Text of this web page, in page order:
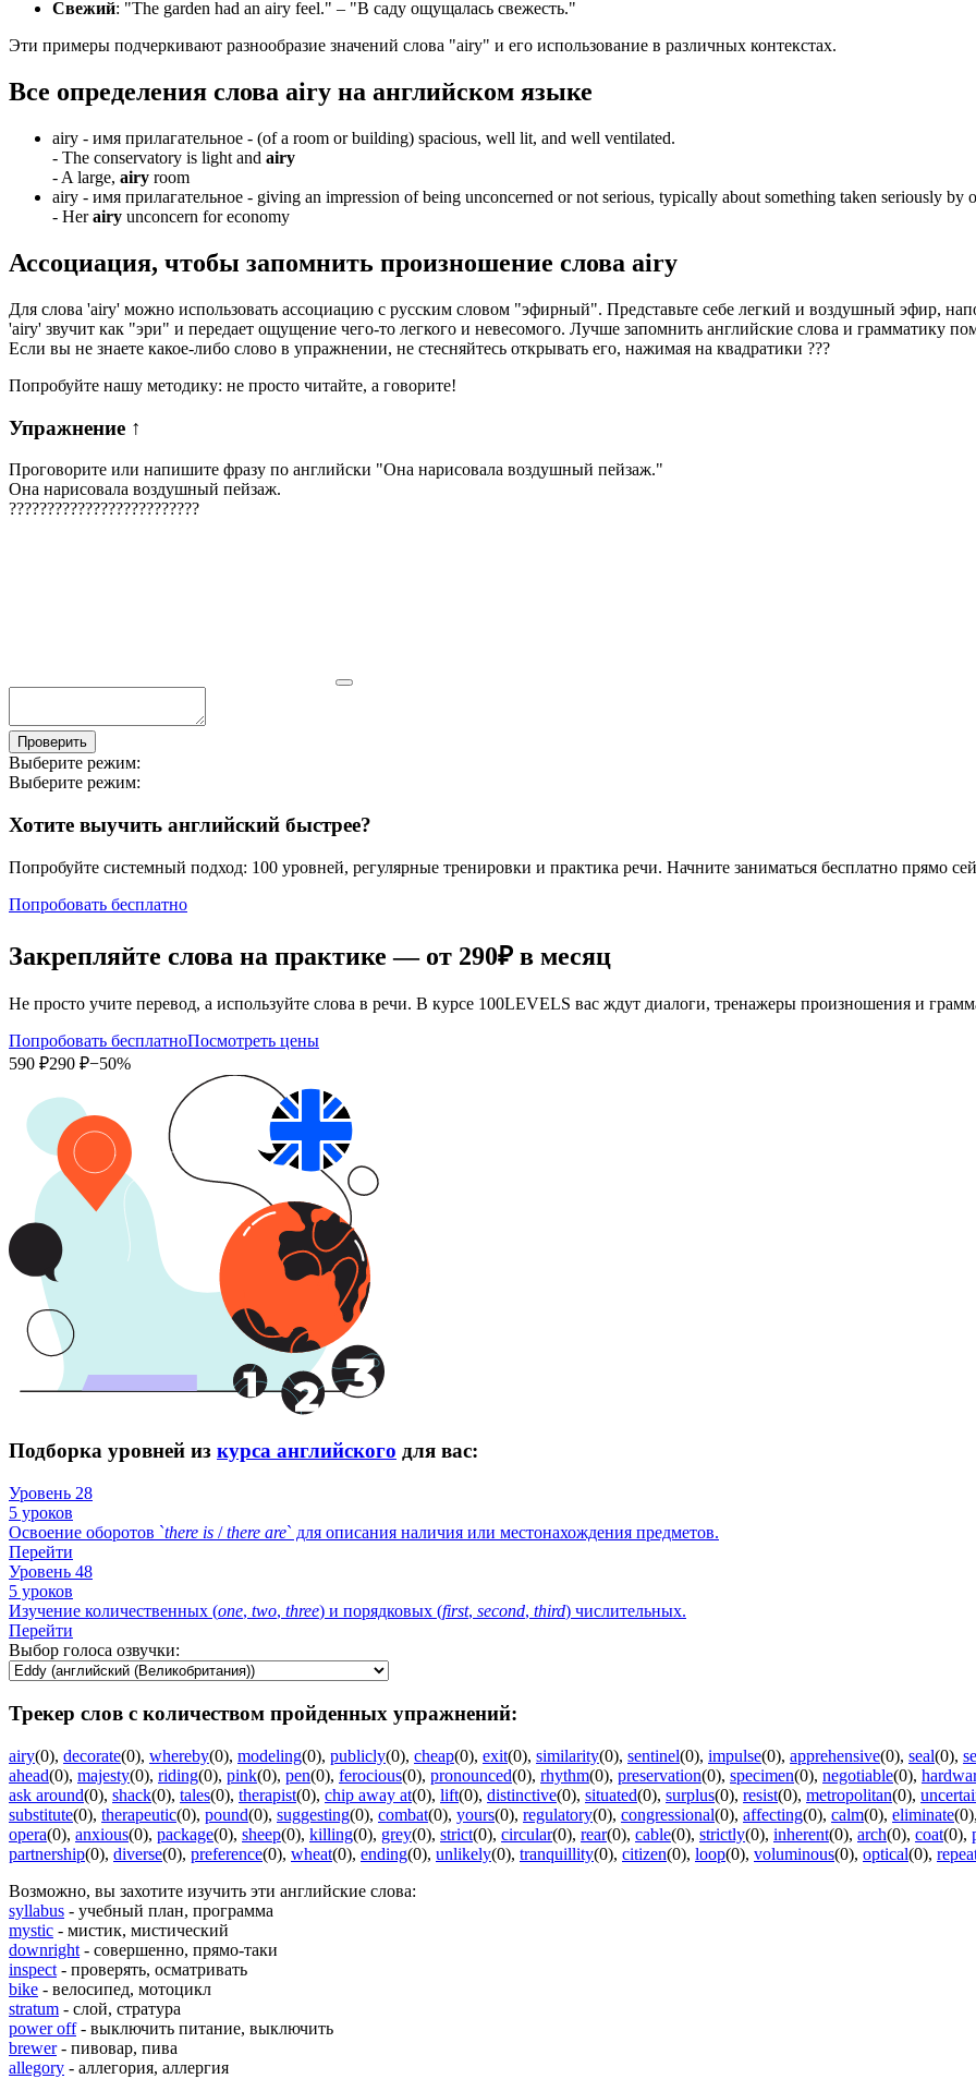
Свежий: "The garden had an airy feel." – "В саду ощущалась свежесть."
Эти примеры подчеркивают разнообразие значений слова "airy" и его использование в различных контекстах.
Все определения слова airy на английском языке
airy - имя прилагательное - (of a room or building) spacious, well lit, and well ventilated.
- The conservatory is light and airy
- A large, airy room
airy - имя прилагательное - giving an impression of being unconcerned or not serious, typically about something taken seriously by
- Herairy unconcern for economy
Ассоциация, чтобы запомнить произношение слова airy
Для слова 'airy' можно использовать ассоциацию с русским словом "эфирный". Представьте себе легкий и воздушный эфир,
'airy' звучит как "эри" и передает ощущение чего-то легкого и невесомого. Лучше запомнить английские слова и грамматику
Если вы не знаете какое-либо слово в упражнении, не стесняйтесь открывать его, нажимая на квадратики ???
Попробуйте нашу методику: не просто читайте, а говорите!
Упражнение ↑
Проговорите или напишите фразу по английски "Она нарисовала воздушный пейзаж."
Она нарисовала воздушный пейзаж.
?????????????????????????
Проверить
Выберите режим:
Выберите режим:
Хотите выучить английский быстрее?
Попробуйте системный подход: 100 уровней, регулярные тренировки и практика речи. Начните заниматься бесплатно прямо
Попробовать бесплатно
Закрепляйте слова на практике — от 290₽ в месяц
Не просто учите перевод, а используйте слова в речи. В курсе 100LEVELS вас ждут диалоги, тренажеры произношения и
Попробовать бесплатноПосмотреть цены
590 ₽290 ₽−50%
Подборка уровней из курса английского для вас:
Уровень 28
5 уроков
Освоение оборотов `there is /there are` для описания наличия или местонахождения предметов.
Перейти
Уровень 48
5 уроков
Изучение количественных (one, two, three) и порядковых (first, second, third) числительных.
Перейти
Выбор голоса озвучки:
Трекер слов с количеством пройденных упражнений:
airy(0), decorate(0), whereby(0), modeling(0), publicly(0), cheap(0), exit(0), similarity(0), sentinel(0), impulse(0), apprehensive(0), seal(0),
ahead(0), majesty(0), riding(0), pink(0), pen(0), ferocious(0), pronounced(0), rhythm(0), preservation(0), specimen(0), negotiable(0),
ask around(0), shack(0), tales(0), therapist(0), chip away at(0), lift(0), distinctive(0), situated(0), surplus(0), resist(0), metropolitan(0),
substitute(0), therapeutic(0), pound(0), suggesting(0), combat(0), yours(0), regulatory(0), congressional(0), affecting(0), calm(0), eliminate(0),
opera(0), anxious(0), package(0), sheep(0), killing(0), grey(0), strict(0), circular(0), rear(0), cable(0), strictly(0), inherent(0), arch(0), coat(0),
partnership(0), diverse(0), preference(0), wheat(0), ending(0), unlikely(0), tranquillity(0), citizen(0), loop(0), voluminous(0), optical(0),
Возможно, вы захотите изучить эти английские слова:
syllabus - учебный план, программа
mystic - мистик, мистический
downright - совершенно, прямо-таки
inspect - проверять, осматривать
bike - велосипед, мотоцикл
stratum - слой, стратура
power off- выключить питание, выключить
brewer- пивовар, пива
allegory - аллегория, аллергия